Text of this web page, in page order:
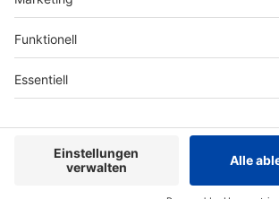
war aber
weg.